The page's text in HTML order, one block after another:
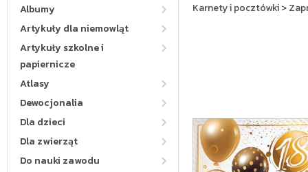
Albumy
Artykuły dla niemowląt
Artykuły szkolne i
papiernicze
Atlasy
Dewocjonalia
Dla dzieci
Dla zwierząt
Do nauki zawodu
Karnety i pocztówki>